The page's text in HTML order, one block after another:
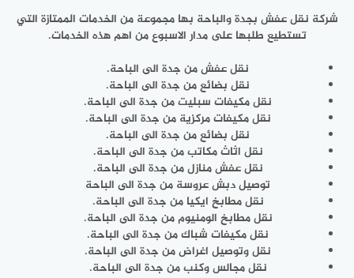
شركة نقل عفش بجدة والباحة بها مجموعة من الخدمات الممتازة التي
تستطيع طلبها على مدار الاسبوع من اهم هذه الخدمات.
نقل عفش من جدة الى الباحة.
نقل بضائع من جدة الى الباحة.
نقل مكيفات سبليت من جدة الى الباحة.
نقل مكيفات مركزية من جدة الى الباحة.
نقل بضائع من جدة الى الباحة.
نقل اثاث مكاتب من جدة الى الباحة.
نقل عفش منازل من جدة الى الباحة.
توصيل دبش عروسة من جدة الى الباحة
نقل مطابخ ايكيا من جدة الى الباحة.
نقل مطابخ الومنيوم من جدة الى الباحة.
نقل مكيفات شباك من جدة الى الباحة.
نقل وتوصيل اغراض من جدة الى الباحة.
نقل مجالس وكنب من جدة الى الباحة.